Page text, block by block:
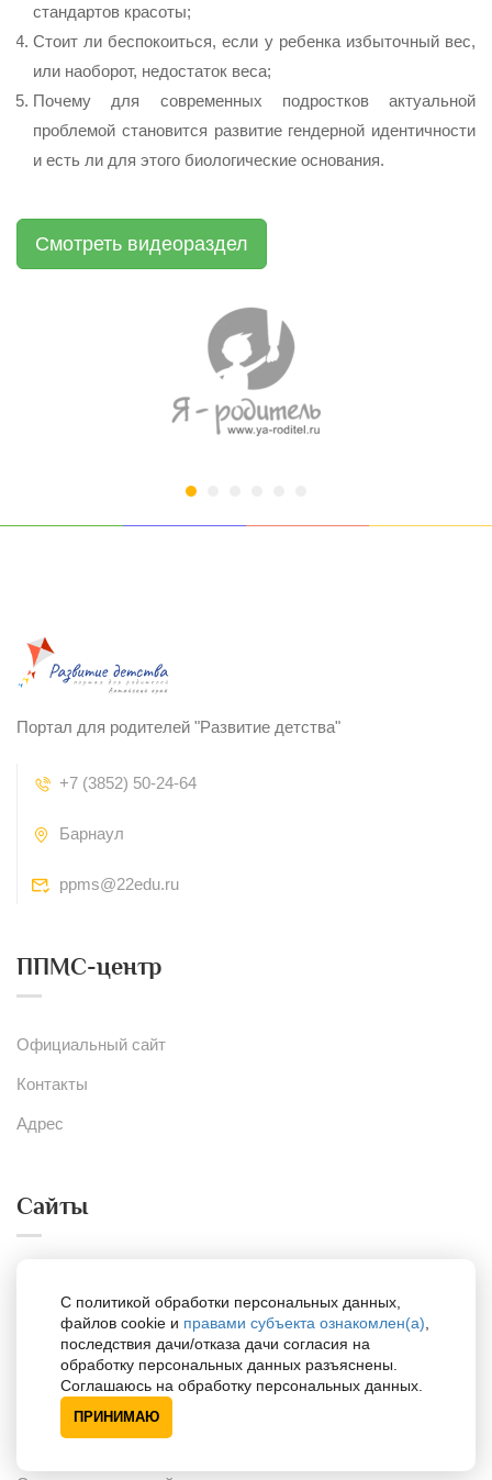
стандартов красоты;
Стоит ли беспокоиться, если у ребенка избыточный вес,
или наоборот, недостаток веса;
Почему для современных подростков актуальной
проблемой становится развитие гендерной идентичности
и есть ли для этого биологические основания.
Смотреть видеораздел
Портал для родителей "Развитие детства"
+7 (3852) 50-24-64
Барнаул
ppms@22edu.ru
ППМС-центр
Официальный сайт
Контакты
Адрес
Сайты
Портал для одарённых детей
Поддержка
С политикой обработки персональных данных,
файлов cookie и правами субъекта ознакомлен(а),
последствия дачи/отказа дачи согласия на
обработку персональных данных разъяснены.
Соглашаюсь на обработку персональных данных.
ПРИНИМАЮ